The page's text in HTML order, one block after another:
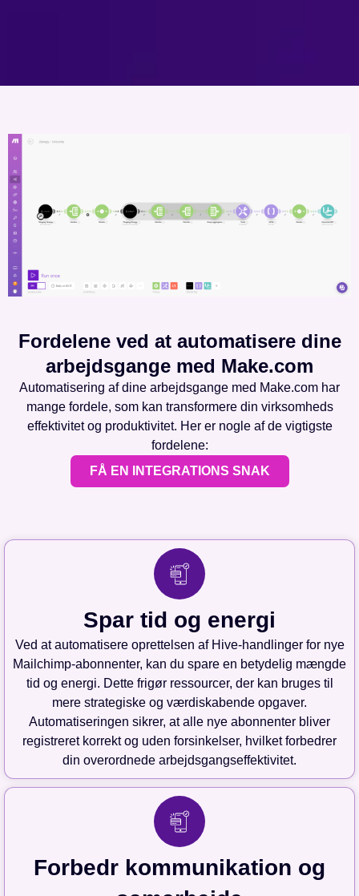
Fordelene ved at automatisere dine
arbejdsgange med Make.com
Automatisering af dine arbejdsgange med Make.com har
mange fordele, som kan transformere din virksomheds
effektivitet og produktivitet. Her er nogle af de vigtigste
fordelene:
FÅ EN INTEGRATIONS SNAK
Spar tid og energi
Ved at automatisere oprettelsen af Hive-handlinger for nye
Mailchimp-abonnenter, kan du spare en betydelig mængde
tid og energi. Dette frigør ressourcer, der kan bruges til
mere strategiske og værdiskabende opgaver.
Automatiseringen sikrer, at alle nye abonnenter bliver
registreret korrekt og uden forsinkelser, hvilket forbedrer
din overordnede arbejdsgangseffektivitet.
Forbedr kommunikation og